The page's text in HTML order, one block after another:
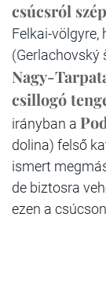
csúcsról
Felkai-völgyre,
(Gerlachovský
Nagy-
csillogó
irányban a
dolina) felső
ismert
de biztosra
ezen a